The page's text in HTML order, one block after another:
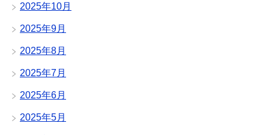
2025年10月
2025年9月
2025年8月
2025年7月
2025年6月
2025年5月